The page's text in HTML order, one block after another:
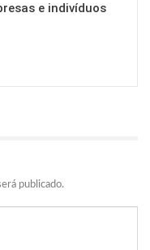
e indivíduos
publicado.